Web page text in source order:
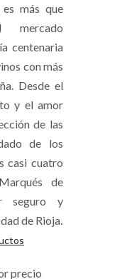
es más que
centenaria
con más
Desde el
y el amor
de las
de los
casi cuatro
de
seguro y
de Rioja.
precio